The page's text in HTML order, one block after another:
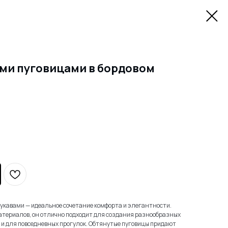
пуговицами в бордовом
— идеальное сочетание комфорта и элегантности.
он отлично подходит для создания разнообразных
и для повседневных прогулок. Обтянутые пуговицы придают